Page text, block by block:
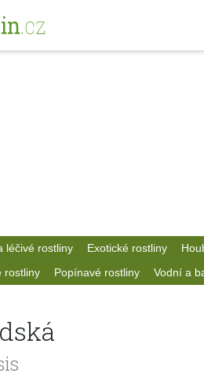
léčivé rostliny Exotické rostliny
rostliny Popínavé rostliny Vodní a